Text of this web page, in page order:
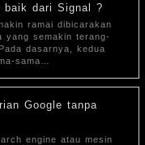
baik dari Signal ?
ramai dibicarakan
yang semakin terang-
dasarnya, kedua
sama…
Google tanpa
engine atau mesin